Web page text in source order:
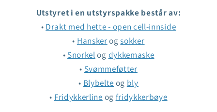
Utstyret i en utstyrspakke består av:
• Drakt med hette - open cell-innside
• Hanskerogsokker
• Snorkelog dykkemaske
• Svømmeføtter
• Blybelte og bly
• Fridykkerline og fridykkerbøye